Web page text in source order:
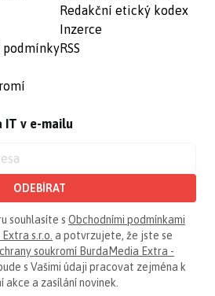
podmínky
Redakční etický kodex
Inzerce
RSS
IT v e-mailu
ODEBÍRAT
souhlasíte s Obchodními podmínkami
s.r.o. a potvrzujete, že jste se
soukromí BurdaMedia Extra -
s Vašimi údaji pracovat zejména k
a zasílání novinek.